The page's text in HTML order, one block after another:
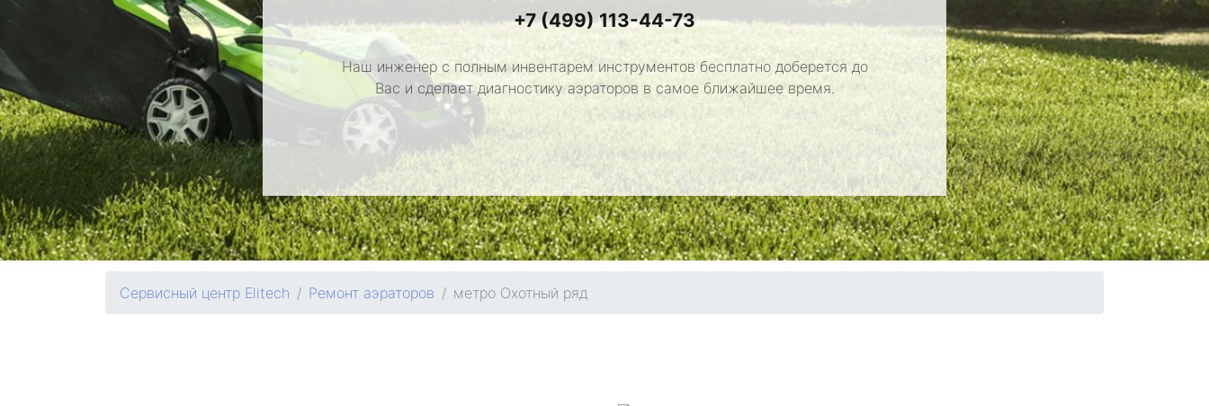
+7 (499) 113-44-73
Наш инженер с полным инвентарем инструментов бесплатно доберется до
Вас и сделает диагностику аэраторов в самое ближайшее время.
Сервисный центр Elitech Ремонт аэраторов метро Охотный ряд